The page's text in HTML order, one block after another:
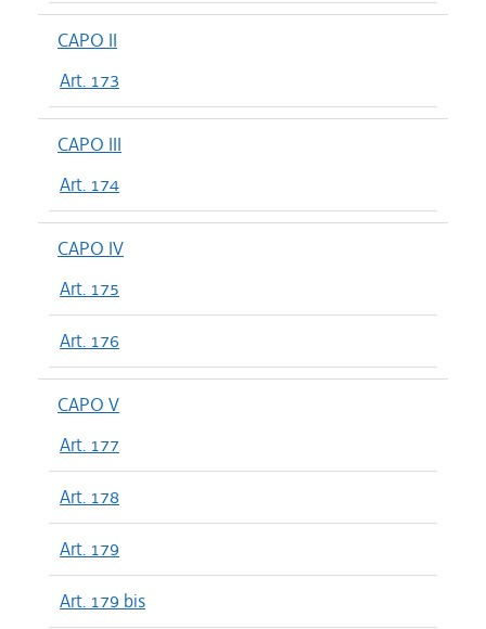
CAPO II
Art. 173
CAPO III
Art. 174
CAPO IV
Art. 175
Art. 176
CAPO V
Art. 177
Art. 178
Art. 179
Art. 179 bis